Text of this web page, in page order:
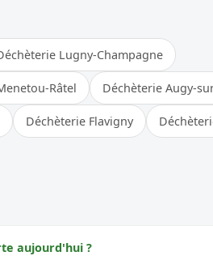
Lugny-Champagne
Râtel Déchèterie Augy-
Déchèterie Flavigny
aujourd'hui ?